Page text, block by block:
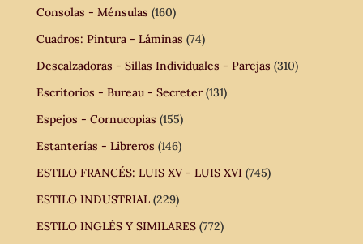
Consolas - Ménsulas (160)
Cuadros: Pintura - Láminas (74)
Descalzadoras - Sillas Individuales - Parejas (310)
Escritorios - Bureau - Secreter (131)
Espejos - Cornucopias (155)
Estanterías - Libreros (146)
ESTILO FRANCÉS: LUIS XV - LUIS XVI (745)
ESTILO INDUSTRIAL (229)
ESTILO INGLÉS Y SIMILARES (772)